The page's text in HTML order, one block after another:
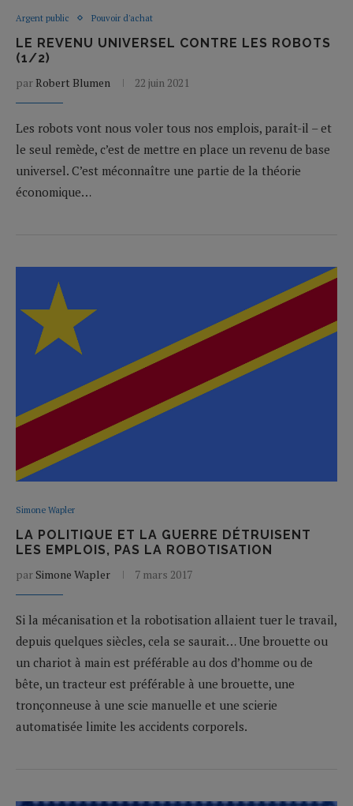
Argent public Pouvoir d'achat
LE REVENU UNIVERSEL CONTRE LES ROBOTS
(1/2)
parRobert Blumen 22 juin 2021
Les robots vont nous voler tous nos emplois, paraît-il – et
le seul remède, c’est de mettre en place un revenu de base
universel. C’est méconnaître une partie de la théorie
économique…
Simone Wapler
LA POLITIQUE ET LA GUERRE DÉTRUISENT
LES EMPLOIS, PAS LA ROBOTISATION
par Simone Wapler 7 mars 2017
Si la mécanisation et la robotisation allaient tuer le travail,
depuis quelques siècles, cela se saurait… Une brouette ou
un chariot à main est préférable au dos d’homme ou de
bête, un tracteur est préférable à une brouette, une
tronçonneuse à une scie manuelle et une scierie
automatisée limite les accidents corporels.